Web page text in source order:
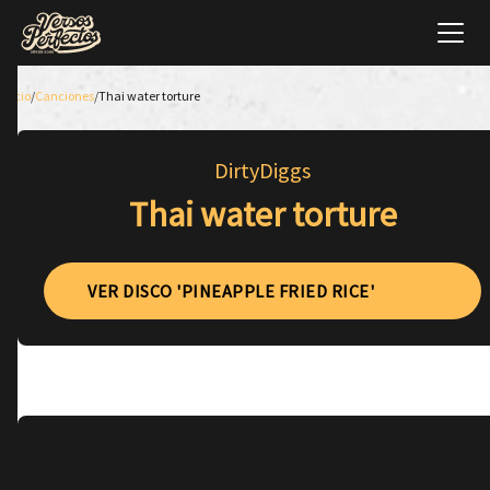
Inicio/Canciones/Thai water torture
DirtyDiggs
Thai water torture
VER DISCO 'PINEAPPLE FRIED RICE'